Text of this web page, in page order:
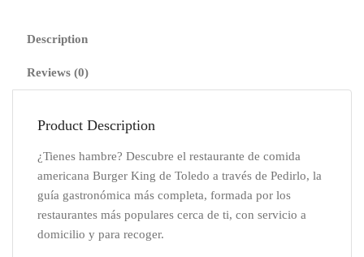
Description
Reviews (0)
Product Description
¿Tienes hambre? Descubre el restaurante de comida
americana Burger King de Toledo a través de Pedirlo, la
guía gastronómica más completa, formada por los
restaurantes más populares cerca de ti, con servicio a
domicilio y para recoger.